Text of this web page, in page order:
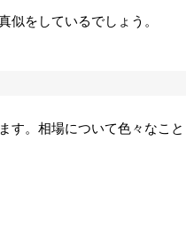
似をしているでしょう。
す。相場について色々なこと